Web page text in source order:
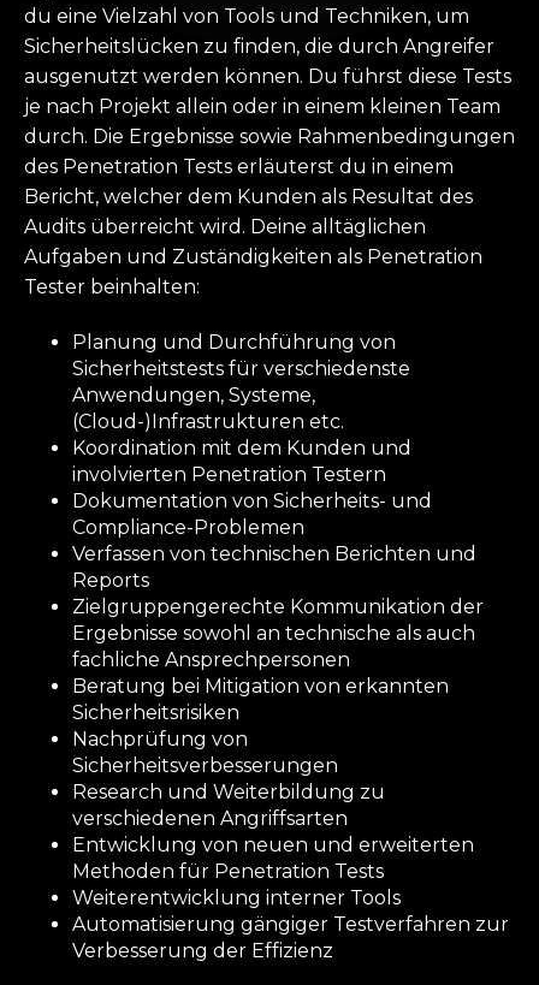
du eine Vielzahl von Tools und Techniken, um
Sicherheitslücken zu finden, die durch Angreifer
ausgenutzt werden können. Du führst diese Tests
je nach Projekt allein oder in einem kleinen Team
durch. Die Ergebnisse sowie Rahmenbedingungen
des Penetration Tests erläuterst du in einem
Bericht, welcher dem Kunden als Resultat des
Audits überreicht wird. Deine alltäglichen
Aufgaben und Zuständigkeiten als Penetration
Tester beinhalten:
Planung und Durchführung von
Sicherheitstests für verschiedenste
Anwendungen, Systeme,
(Cloud-)Infrastrukturen etc.
Koordination mit dem Kunden und
involvierten Penetration Testern
Dokumentation von Sicherheits- und
Compliance-Problemen
Verfassen von technischen Berichten und
Reports
Zielgruppengerechte Kommunikation der
Ergebnisse sowohl an technische als auch
fachliche Ansprechpersonen
Beratung bei Mitigation von erkannten
Sicherheitsrisiken
Nachprüfung von
Sicherheitsverbesserungen
Research und Weiterbildung zu
verschiedenen Angriffsarten
Entwicklung von neuen und erweiterten
Methoden für Penetration Tests
Weiterentwicklung interner Tools
Automatisierung gängiger Testverfahren zur
Verbesserung der Effizienz